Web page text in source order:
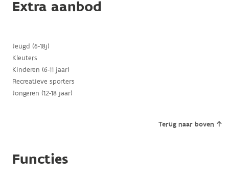
Extra aanbod
Jeugd (6-18j)
Kleuters
Kinderen (6-11 jaar)
Recreatieve sporters
Jongeren (12-18 jaar)
Terug naar boven
Functies